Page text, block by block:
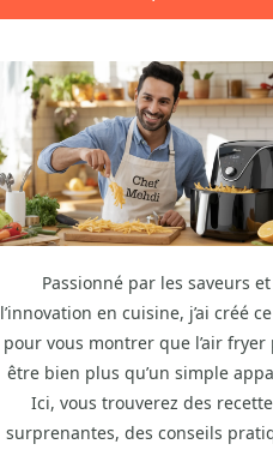
Passionné par les saveurs et
l’innovation en cuisine, j’ai créé
pour vous montrer que l’air fryer
être bien plus qu’un simple
Ici, vous trouverez des
surprenantes, des conseils